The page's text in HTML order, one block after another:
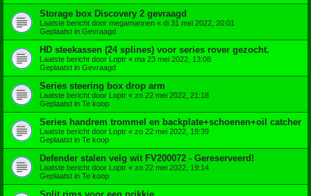
Storage box Discovery 2 gevraagd
Laatste bericht door megamannen « di 31 mei 2022, 20:01
Geplaatst in Gevraagd
HD steekassen (24 splines) voor series rover gezocht.
Laatste bericht door Loptr « ma 23 mei 2022, 13:08
Geplaatst in Gevraagd
Series steering box drop arm
Laatste bericht door Loptr « zo 22 mei 2022, 21:18
Geplaatst in Te koop
Series handrem trommel en backplate+schoenen+oil catcher
Laatste bericht door Loptr « zo 22 mei 2022, 19:39
Geplaatst in Te koop
Defender stalen velg wit FV200072 - Gereserveerd!
Laatste bericht door Loptr « zo 22 mei 2022, 19:14
Geplaatst in Te koop
Split rims voor een prikkie